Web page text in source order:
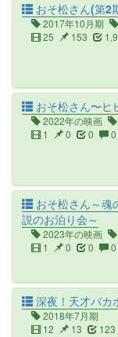
おそ松さん(第2
2017年10月期
25
153
おそ松さん〜ヒ
2022年の映画
1
0 0 0
おそ松さん～魂
説のお泊り会～
2023年の映画
1
0 0 0
深夜！天才バカ
2018年7月期
12
13 123